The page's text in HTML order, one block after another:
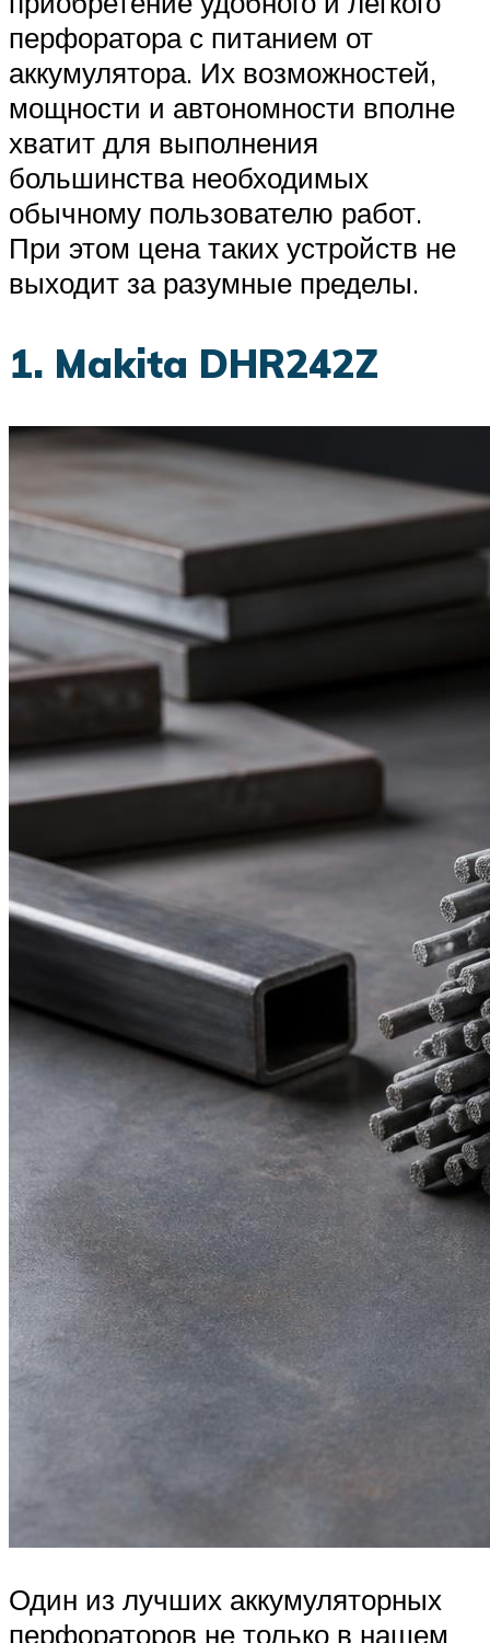
перфоратора с питанием от
аккумулятора. Их возможностей,
мощности и автономности вполне
хватит для выполнения
большинства необходимых
обычному пользователю работ.
При этом цена таких устройств не
выходит за разумные пределы.
1. Makita DHR242Z
Один из лучших аккумуляторных
перфораторов не только в нашем